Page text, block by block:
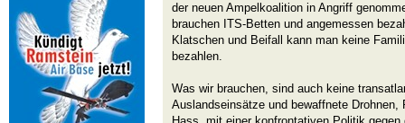
der neuen Ampelkoalition in Angriff
brauchen ITS-Betten und angemessen
Klatschen und Beifall kann man keine
bezahlen.
Was wir brauchen, sind auch keine
Auslandseinsätze und bewaffnete Drohnen,